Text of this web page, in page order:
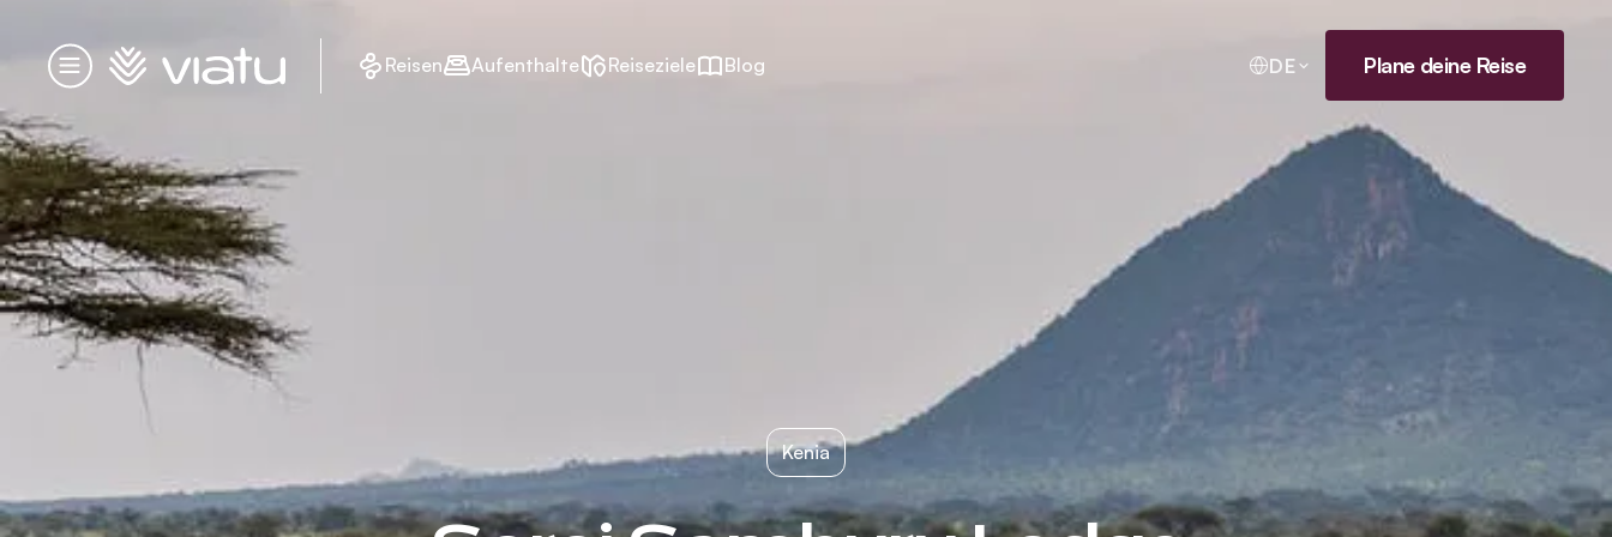
Menü
Startseite Reisen Aufenthalte Reiseziele Blog DE Plane deine Reise
Kenia